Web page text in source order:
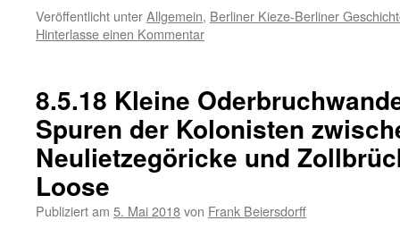
Veröffentlicht unterAllgemein, Berliner Kieze-Berliner
Hinterlasse einen Kommentar
8.5.18 Kleine
Spuren der Kolonisten
Neulietzegöricke und
Loose
Publiziert am 5. Mai 2018von Frank Beiersdorff